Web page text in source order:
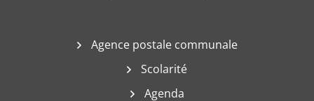
Agence postale communale
Scolarité
Agenda